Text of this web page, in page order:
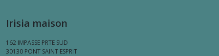
Irisia maison
162 IMPASSE PRTE SUD
30130 PONT SAINT ESPRIT